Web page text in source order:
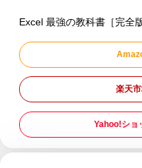
Excel 最強の教科書［完全
楽天
Yahoo!ショ